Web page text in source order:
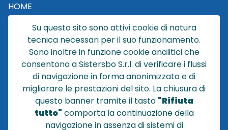
HOME
CATALOGO
CHI SIAMO
NEWS
CONTATTACI
CONDIZIONI DI VENDITA
POLICY PRIVACY
NOTE LEGALI
Su questo sito sono attivi cookie di natura
tecnica necessari per il suo funzionamento.
Sono inoltre in funzione cookie analitici che
consentono a Sistersbo S.r.l. di verificare i flussi
di navigazione in forma anonimizzata e di
migliorare le prestazioni del sito. La chiusura di
questo banner tramite il tasto "Rifiuta
tutto" comporta la continuazione della
navigazione in assenza di sistemi di